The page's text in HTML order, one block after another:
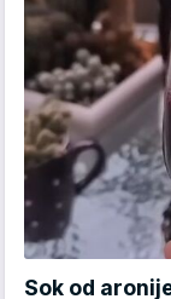
Sok od